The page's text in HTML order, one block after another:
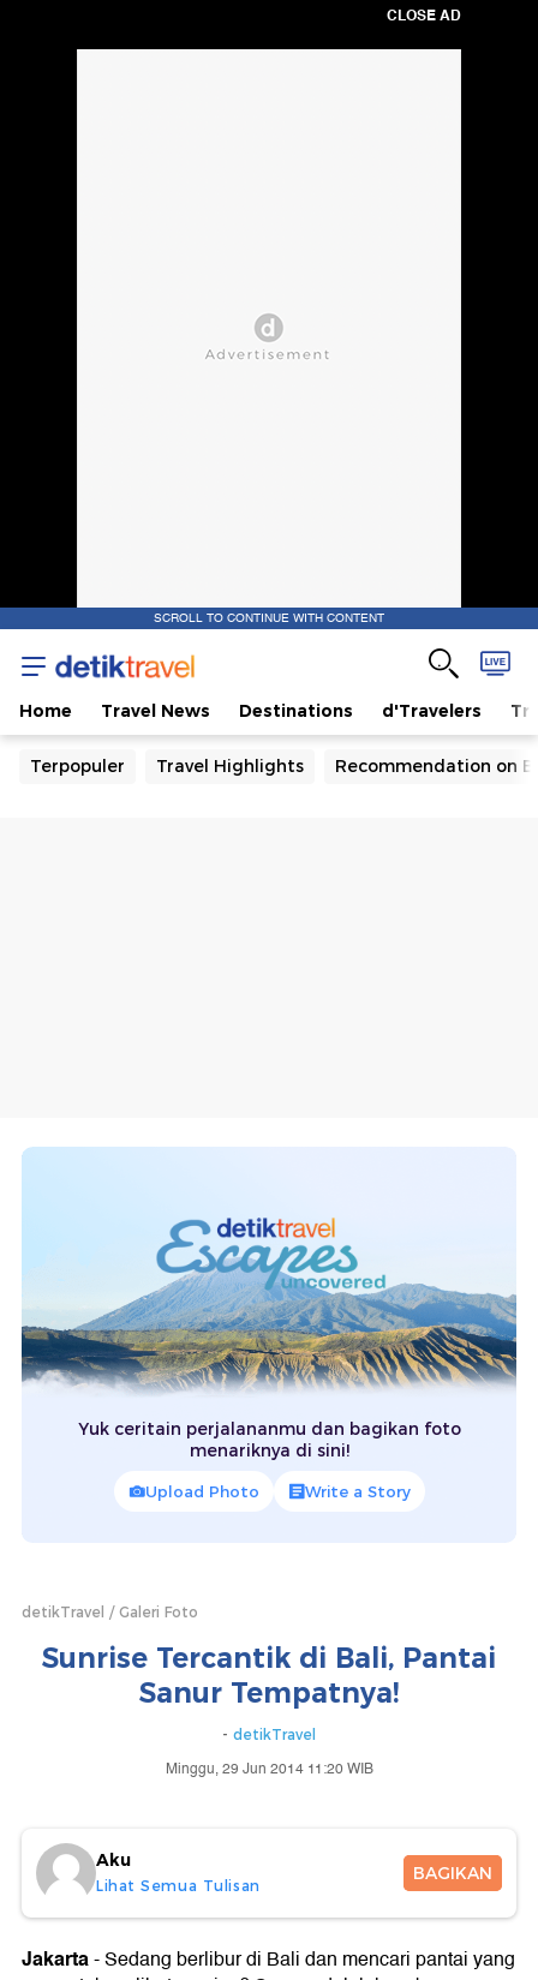
CLOSE AD
SCROLL TO CONTINUE WITH CONTENT
Home Travel News Destinations d'Travelers
Terpopuler Travel Highlights Recommendation on
Yuk ceritain perjalananmu dan bagikan foto
menariknya di sini!
Upload Photo Write a Story
detikTravel Galeri Foto
Sunrise Tercantik di Bali, Pantai
Sanur Tempatnya!
- detikTravel
Minggu, 29 Jun 2014 11:20 WIB
Aku
Lihat Semua Tulisan
BAGIKAN
Jakarta- Sedang berlibur di Bali dan mencari pantai yang